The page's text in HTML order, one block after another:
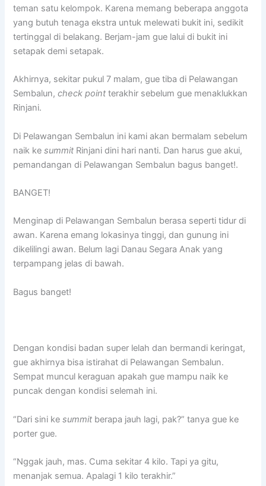
teman satu kelompok. Karena memang beberapa anggota
yang butuh tenaga ekstra untuk melewati bukit ini, sedikit
tertinggal di belakang. Berjam-jam gue lalui di bukit ini
setapak demi setapak.
Akhirnya, sekitar pukul 7 malam, gue tiba di Pelawangan
Sembalun,check point terakhir sebelum gue menaklukkan
Rinjani.
Di Pelawangan Sembalun ini kami akan bermalam sebelum
naik kesummit Rinjani dini hari nanti. Dan harus gue akui,
pemandangan di Pelawangan Sembalun bagus banget!.
BANGET!
Menginap di Pelawangan Sembalun berasa seperti tidur di
awan. Karena emang lokasinya tinggi, dan gunung ini
dikelilingi awan. Belum lagi Danau Segara Anak yang
terpampang jelas di bawah.
Bagus banget!
Dengan kondisi badan super lelah dan bermandi keringat,
gue akhirnya bisa istirahat di Pelawangan Sembalun.
Sempat muncul keraguan apakah gue mampu naik ke
puncak dengan kondisi selemah ini.
“Dari sini kesummit berapa jauh lagi, pak?” tanya gue ke
porter gue.
“Nggak jauh, mas. Cuma sekitar 4 kilo. Tapi ya gitu,
menanjak semua. Apalagi 1 kilo terakhir.”